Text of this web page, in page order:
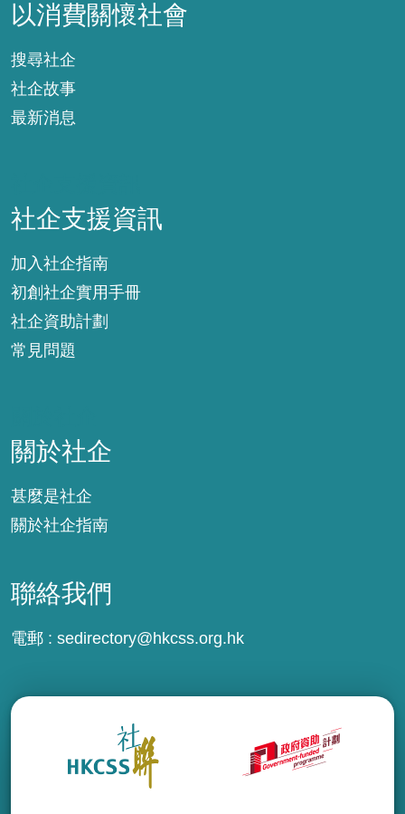
以消費關懷社會
搜尋社企
社企故事
最新消息
社企支援資訊
加入社企指南
初創社企實用手冊
社企資助計劃
常見問題
關於社企
甚麼是社企
關於社企指南
聯絡我們
電郵 : sedirectory@hkcss.org.hk